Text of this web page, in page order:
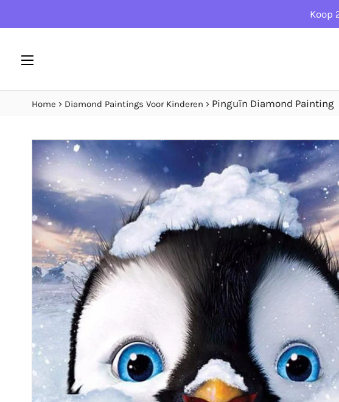
Koop
Home › Diamond Paintings Voor Kinderen › Pinguïn Diamond Painting